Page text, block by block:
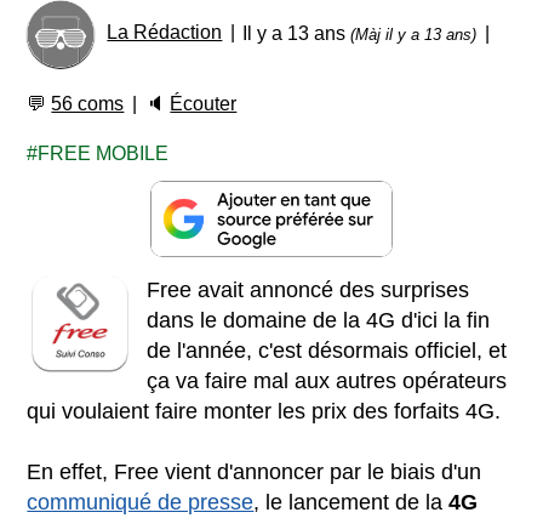
La Rédaction Il y a 13 ans(Màj il y a 13 ans)
💬56 coms 🔈 Écouter
FREE MOBILE
Free avait annoncé des surprises
dans le domaine de la 4G d'ici la fin
de l'année, c'est désormais officiel, et
ça va faire mal aux autres opérateurs
qui voulaient faire monter les prix des forfaits 4G.
En effet, Free vient d'annoncer par le biais d'un
communiqué de presse, le lancement de la4G